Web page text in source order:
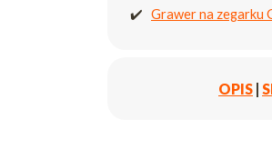
✔️ Grawer na zegarku
OPIS |